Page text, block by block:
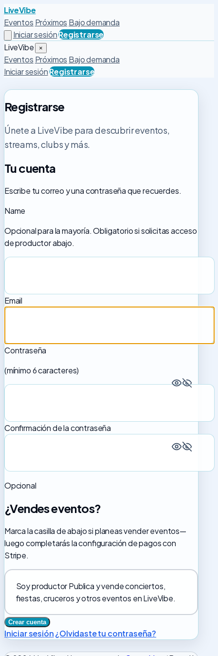
LiveVibe
Eventos Próximos Bajo demanda
Iniciar sesiónRegistrarse
LiveVibe
×
Eventos Próximos Bajo demanda
Iniciar sesiónRegistrarse
Registrarse
Únete a LiveVibe para descubrir eventos,
streams, clubs y más.
Tu cuenta
Escribe tu correo y una contraseña que recuerdes.
Name
Opcional para la mayoría. Obligatorio si solicitas acceso
de productor abajo.
Email
Contraseña
(mínimo 6 caracteres)
Confirmación de la contraseña
Opcional
¿Vendes eventos?
Marca la casilla de abajo si planeas vender eventos—
luego completarás la configuración de pagos con
Stripe.
Soy productorPublica y vende conciertos,
fiestas, cruceros y otros eventos en LiveVibe.
Iniciar sesión¿Olvidaste tu contraseña?